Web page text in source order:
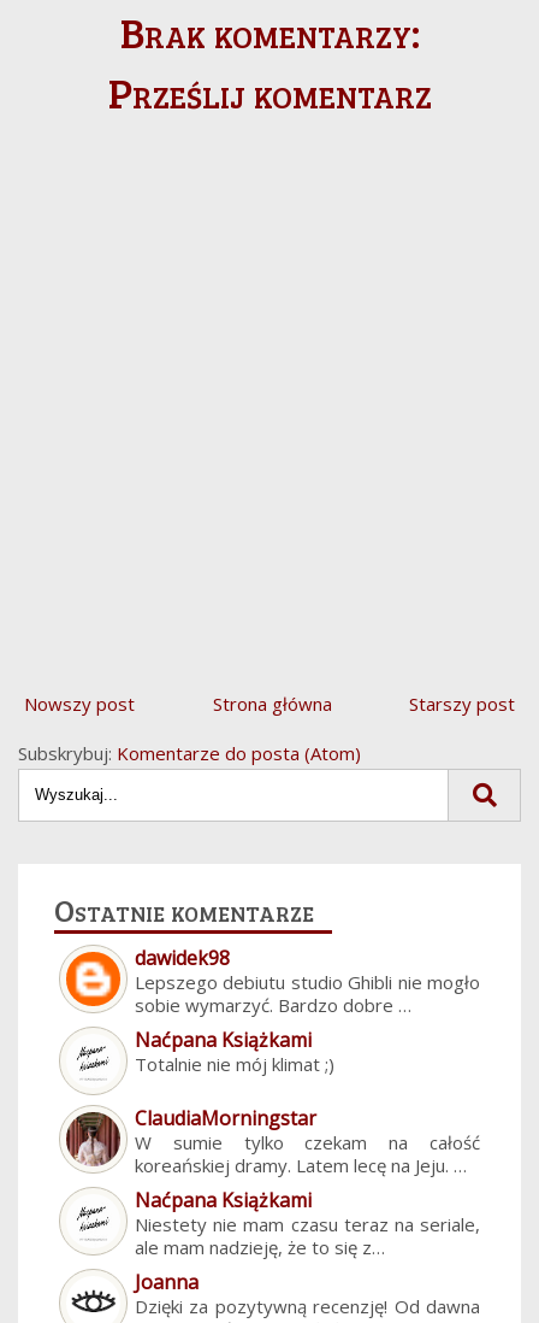
Brak komentarzy:
Prześlij komentarz
Nowszy post Starszy post
Strona główna
Subskrybuj: Komentarze do posta (Atom)
Ostatnie komentarze
dawidek98
Lepszego debiutu studio Ghibli nie mogło
sobie wymarzyć. Bardzo dobre …
Naćpana Książkami
Totalnie nie mój klimat ;)
ClaudiaMorningstar
W sumie tylko czekam na całość
koreańskiej dramy. Latem lecę na Jeju. …
Naćpana Książkami
Niestety nie mam czasu teraz na seriale,
ale mam nadzieję, że to się z…
Joanna
Dzięki za pozytywną recenzję! Od dawna